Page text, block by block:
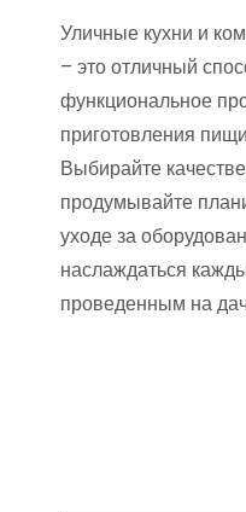
Уличные кухни и
– это отличный
функциональное
приготовления
Выбирайте
продумывайте
уходе за
наслаждаться
проведенным на